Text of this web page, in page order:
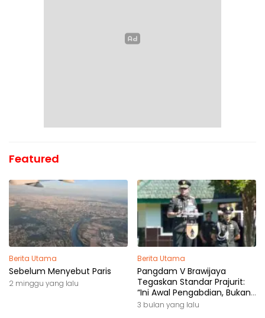
Featured
Berita Utama
Sebelum Menyebut Paris
2 minggu yang lalu
Berita Utama
Pangdam V Brawijaya
Tegaskan Standar Prajurit:
“Ini Awal Pengabdian, Bukan
Akhir Perjalanan”
3 bulan yang lalu